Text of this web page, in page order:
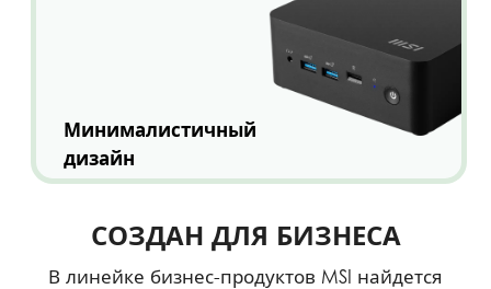
Минималистичный
дизайн
СОЗДАН ДЛЯ БИЗНЕСА
В линейке бизнес-продуктов MSI найдется